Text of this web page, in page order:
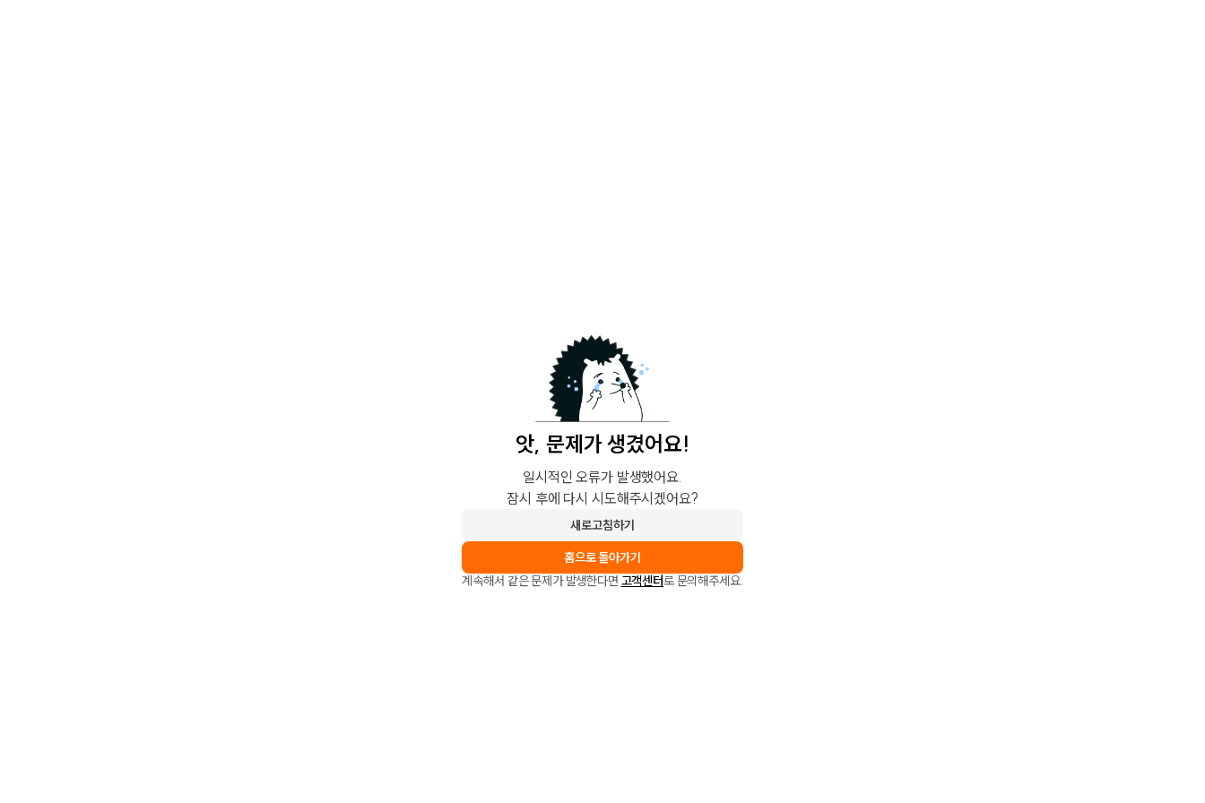
앗, 문제가 생겼어요!
일시적인 오류가 발생했어요.
잠시 후에 다시 시도해주시겠어요?
새로고침하기
홈으로 돌아가기
계속해서 같은 문제가 발생한다면 고객센터로 문의해주세요.